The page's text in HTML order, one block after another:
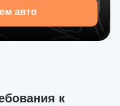
авто
к